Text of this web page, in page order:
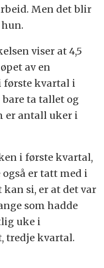
Men det blir
viser at 4,5
av en
kvartal i
ta tallet og
er antall uker i
i første kvartal,
er tatt med i
si, er at det var
som hadde
uke i
tredje kvartal.